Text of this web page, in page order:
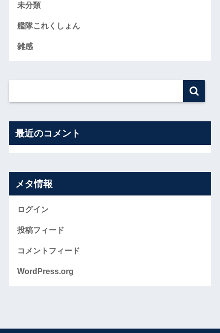
未分類
艦隊これくしょん
雑感
最近のコメント
メタ情報
ログイン
投稿フィード
コメントフィード
WordPress.org